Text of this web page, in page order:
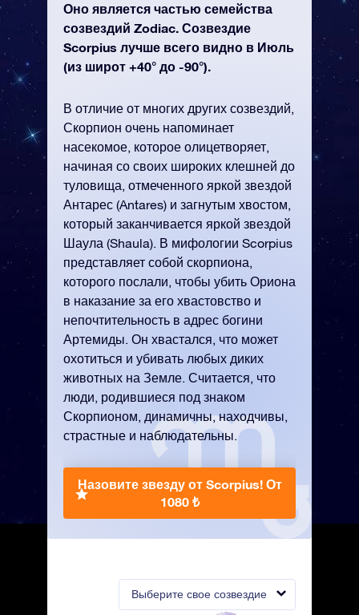
Выберите свое созвездие
Оно является частью семейства
созвездий Zodiac. Созвездие
Scorpius лучше всего видно в Июль
(из широт +40° до -90°).
В отличие от многих других созвездий,
Скорпион очень напоминает
насекомое, которое олицетворяет,
начиная со своих широких клешней до
туловища, отмеченного яркой звездой
Антарес (Antares) и загнутым хвостом,
который заканчивается яркой звездой
Шаула (Shaula). В мифологии Scorpius
представляет собой скорпиона,
которого послали, чтобы убить Ориона
в наказание за его хвастовство и
непочтительность в адрес богини
Артемиды. Он хвастался, что может
охотиться и убивать любых диких
животных на Земле. Считается, что
люди, родившиеся под знаком
Скорпионом, динамичны, находчивы,
страстные и наблюдательны.
Назовите звезду от Scorpius! От
1080 ₺